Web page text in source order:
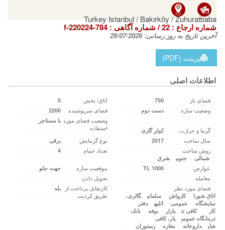
Turkey Istanbul / Bakırköy/ Zuhuratbaba
شماره ارجاع : 22/ شماره آگاهی‌ : f-220224-784
آخرین تاریخ به روز رسانی:29/07/2026
پرینت (PDF)
اطلاعات اصلی
اتاق/ بخش 5 فضای باز 750
فضای سرپوشیده 2200 وضعیت سازه دست دوم
وضعیت فضای مورد
استفاده
با مستاجر
گرما و حرارت کولر گازی
نوع گرمایش برقی سال ساخت 2017
تعداد حمام 4 روش ساخت
شمالی جنوبی شرق
موقعیت سازه جهت جلو عوارض 1000 TL
تحویل دادن
معامله
کارتقابل پرداخت از
طریق کردیت
بله فضای مورد نظر
اتاق شورا کارواش سلمانی
گالری،
نمایشگاه
عمومی اتلیه
دفتر
کار
کافی‌ نت بازار بوفه
بانک
درمانگاه عمومی
بار، کافی‌
شاپ
داروخانه مغازه رستوران